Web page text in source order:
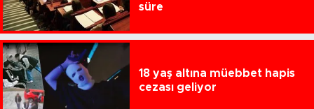
süre
18 yaş altına müebbet hapis
cezası geliyor